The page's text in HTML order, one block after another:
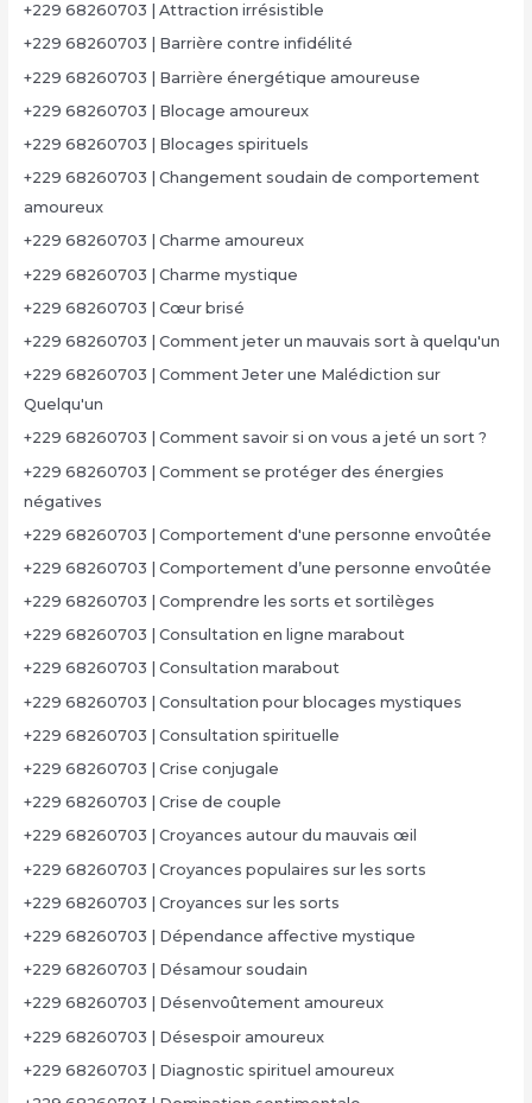
+229 68260703 | Attraction irrésistible
+229 68260703 | Barrière contre infidélité
+229 68260703 | Barrière énergétique amoureuse
+229 68260703 | Blocage amoureux
+229 68260703 | Blocages spirituels
+229 68260703 | Changement soudain de comportement
amoureux
+229 68260703 | Charme amoureux
+229 68260703 | Charme mystique
+229 68260703 | Cœur brisé
+229 68260703 | Comment jeter un mauvais sort à quelqu'un
+229 68260703 | Comment Jeter une Malédiction sur
Quelqu'un
+229 68260703 | Comment savoir si on vous a jeté un sort ?
+229 68260703 | Comment se protéger des énergies
négatives
+229 68260703 | Comportement d'une personne envoûtée
+229 68260703 | Comportement d’une personne envoûtée
+229 68260703 | Comprendre les sorts et sortilèges
+229 68260703 | Consultation en ligne marabout
+229 68260703 | Consultation marabout
+229 68260703 | Consultation pour blocages mystiques
+229 68260703 | Consultation spirituelle
+229 68260703 | Crise conjugale
+229 68260703 | Crise de couple
+229 68260703 | Croyances autour du mauvais œil
+229 68260703 | Croyances populaires sur les sorts
+229 68260703 | Croyances sur les sorts
+229 68260703 | Dépendance affective mystique
+229 68260703 | Désamour soudain
+229 68260703 | Désenvoûtement amoureux
+229 68260703 | Désespoir amoureux
+229 68260703 | Diagnostic spirituel amoureux